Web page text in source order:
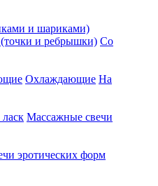
и шариками)
и ребрышки) Со
Охлаждающие На
Массажные свечи
эротических форм